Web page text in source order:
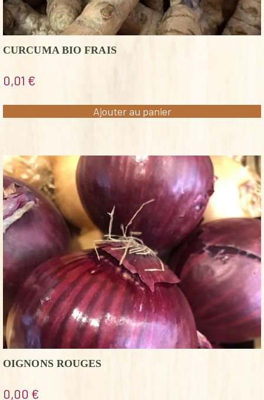
CURCUMA BIO FRAIS
0,01 €
Ajouter au panier
OIGNONS ROUGES
0,00 €